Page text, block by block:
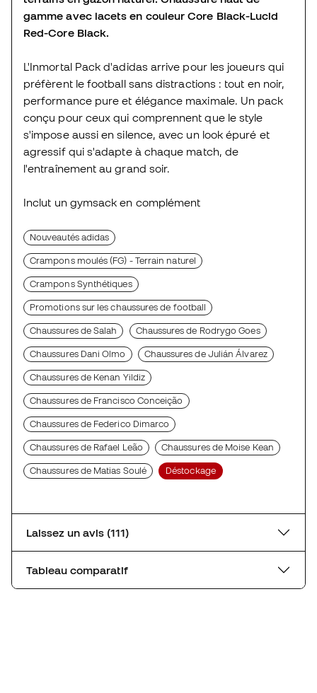
gamme avec lacets en couleur Core Black-Lucid
Red-Core Black.
L'Inmortal Pack d'adidas arrive pour les joueurs qui
préfèrent le football sans distractions : tout en noir,
performance pure et élégance maximale. Un pack
conçu pour ceux qui comprennent que le style
s'impose aussi en silence, avec un look épuré et
agressif qui s'adapte à chaque match, de
l'entraînement au grand soir.
Inclut un gymsack en complément
Nouveautés adidas
Crampons moulés (FG) - Terrain naturel
Crampons Synthétiques
Promotions sur les chaussures de football
Chaussures de Salah Chaussures de Rodrygo Goes
Chaussures Dani Olmo Chaussures de Julián Álvarez
Chaussures de Kenan Yildiz
Chaussures de Francisco Conceição
Chaussures de Federico Dimarco
Chaussures de Rafael Leão Chaussures de Moise Kean
Chaussures de Matias Soulé Déstockage
Laissez un avis (111)
Tableau comparatif